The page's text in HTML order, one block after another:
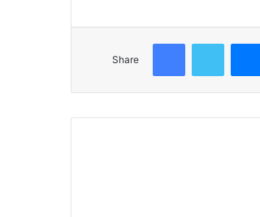
Share
FacebookTwitter